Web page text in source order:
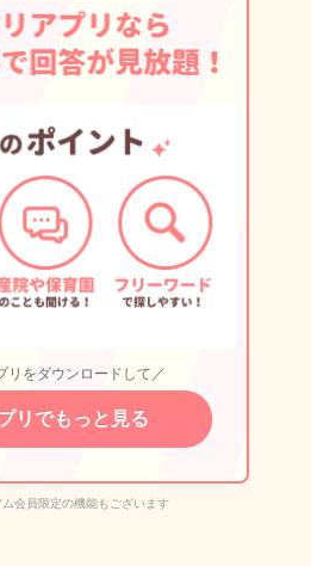
リをダウンロードして／
リでもっと見る
会員限定の機能もございます